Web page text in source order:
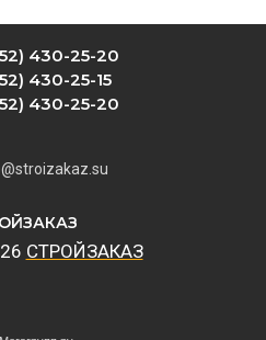
CТРОЙЗАКАЗ
430-25-20
430-25-15
430-25-20